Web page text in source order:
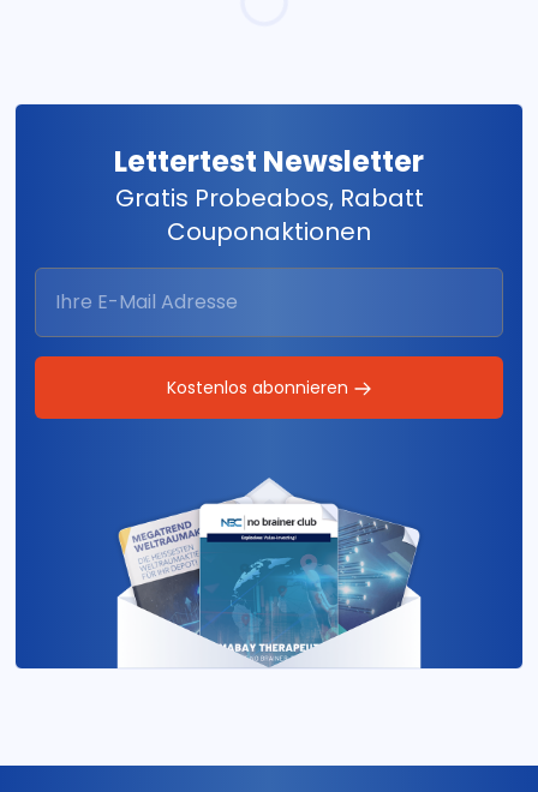
Lettertest Newsletter
Gratis Probeabos, Rabatt
Couponaktionen
Kostenlos abonnieren